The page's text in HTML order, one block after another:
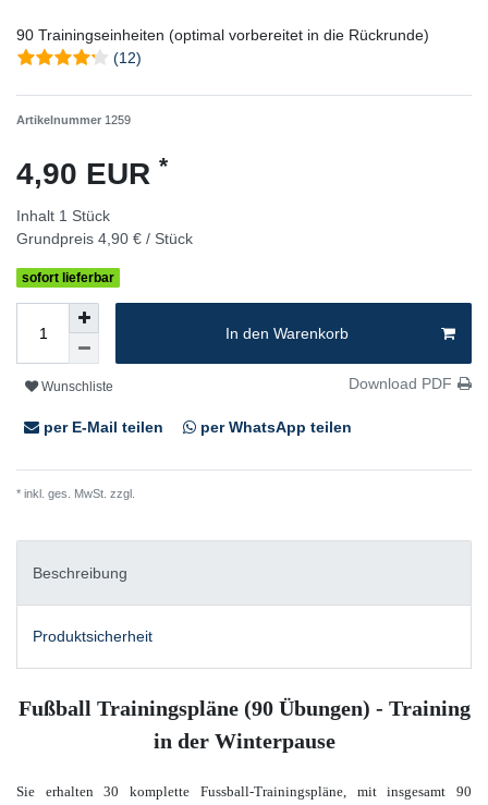
90 Trainingseinheiten (optimal vorbereitet in die Rückrunde)
(12)
Artikelnummer 1259
4,90 EUR *
Inhalt 1 Stück
Grundpreis 4,90 € / Stück
sofort lieferbar
In den Warenkorb
Wunschliste Download PDF
per E-Mail teilen per WhatsApp teilen
* inkl. ges. MwSt. zzgl.
Beschreibung
Produktsicherheit
Fußball Trainingspläne (90 Übungen) - Training
in der Winterpause
Sie erhalten 30 komplette Fussball-Trainingspläne, mit insgesamt 90